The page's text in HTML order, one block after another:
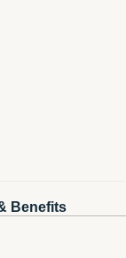
Benefits